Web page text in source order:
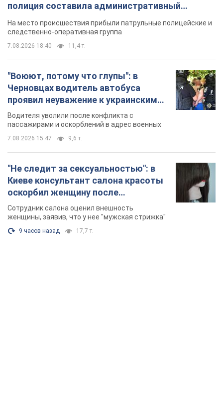
полиция составила административный
протокол. Видео
На место происшествия прибыли патрульные полицейские и
следственно-оперативная группа
7.08.2026 18:40 11,4 т.
"Воюют, потому что глупы": в
Черновцах водитель автобуса
проявил неуважение к украинским
военным и поплатился за это.
Видео
Водителя уволили после конфликта с
пассажирами и оскорблений в адрес военных
7.08.2026 15:47 9,6 т.
"Не следит за сексуальностью": в
Киеве консультант салона красоты
оскорбил женщину после
химиотерапии, разгорелся скандал.
Фото
Сотрудник салона оценил внешность
женщины, заявив, что у нее "мужская стрижка"
9 часов назад 17,7 т.